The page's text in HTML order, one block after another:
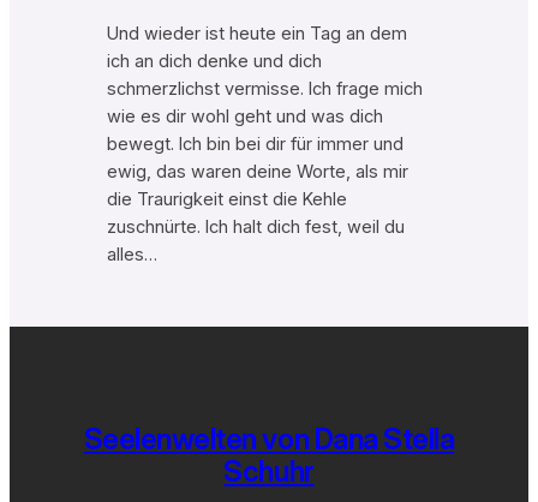
Und wieder ist heute ein Tag an dem
ich an dich denke und dich
schmerzlichst vermisse. Ich frage mich
wie es dir wohl geht und was dich
bewegt. Ich bin bei dir für immer und
ewig, das waren deine Worte, als mir
die Traurigkeit einst die Kehle
zuschnürte. Ich halt dich fest, weil du
alles…
Seelenwelten von Dana Stella
Schuhr